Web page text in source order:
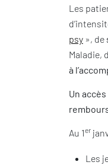
Les
psy », de
Maladie,
à
Un
Au 1er
Les